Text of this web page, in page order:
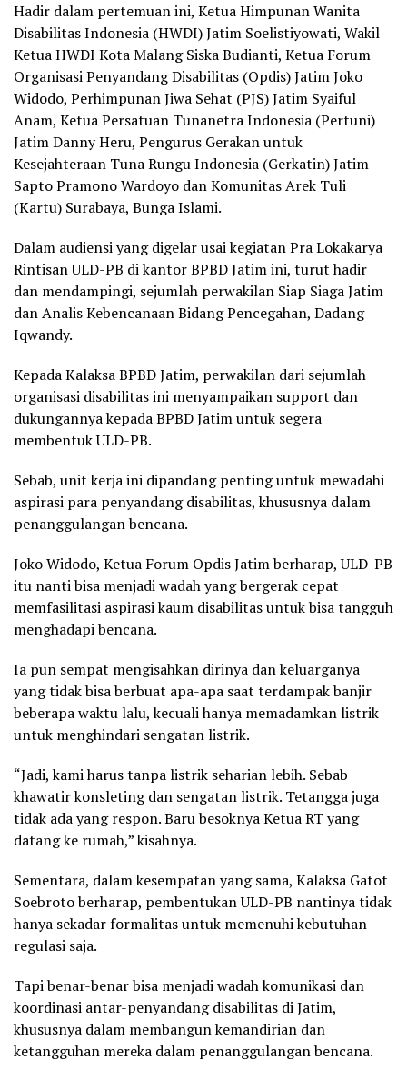
Hadir dalam pertemuan ini, Ketua Himpunan Wanita
Disabilitas Indonesia (HWDI) Jatim Soelistiyowati, Wakil
Ketua HWDI Kota Malang Siska Budianti, Ketua Forum
Organisasi Penyandang Disabilitas (Opdis) Jatim Joko
Widodo, Perhimpunan Jiwa Sehat (PJS) Jatim Syaiful
Anam, Ketua Persatuan Tunanetra Indonesia (Pertuni)
Jatim Danny Heru, Pengurus Gerakan untuk
Kesejahteraan Tuna Rungu Indonesia (Gerkatin) Jatim
Sapto Pramono Wardoyo dan Komunitas Arek Tuli
(Kartu) Surabaya, Bunga Islami.
Dalam audiensi yang digelar usai kegiatan Pra Lokakarya
Rintisan ULD-PB di kantor BPBD Jatim ini, turut hadir
dan mendampingi, sejumlah perwakilan Siap Siaga Jatim
dan Analis Kebencanaan Bidang Pencegahan, Dadang
Iqwandy.
Kepada Kalaksa BPBD Jatim, perwakilan dari sejumlah
organisasi disabilitas ini menyampaikan support dan
dukungannya kepada BPBD Jatim untuk segera
membentuk ULD-PB.
Sebab, unit kerja ini dipandang penting untuk mewadahi
aspirasi para penyandang disabilitas, khususnya dalam
penanggulangan bencana.
Joko Widodo, Ketua Forum Opdis Jatim berharap, ULD-PB
itu nanti bisa menjadi wadah yang bergerak cepat
memfasilitasi aspirasi kaum disabilitas untuk bisa tangguh
menghadapi bencana.
Ia pun sempat mengisahkan dirinya dan keluarganya
yang tidak bisa berbuat apa-apa saat terdampak banjir
beberapa waktu lalu, kecuali hanya memadamkan listrik
untuk menghindari sengatan listrik.
“Jadi, kami harus tanpa listrik seharian lebih. Sebab
khawatir konsleting dan sengatan listrik. Tetangga juga
tidak ada yang respon. Baru besoknya Ketua RT yang
datang ke rumah,” kisahnya.
Sementara, dalam kesempatan yang sama, Kalaksa Gatot
Soebroto berharap, pembentukan ULD-PB nantinya tidak
hanya sekadar formalitas untuk memenuhi kebutuhan
regulasi saja.
Tapi benar-benar bisa menjadi wadah komunikasi dan
koordinasi antar-penyandang disabilitas di Jatim,
khususnya dalam membangun kemandirian dan
ketangguhan mereka dalam penanggulangan bencana.